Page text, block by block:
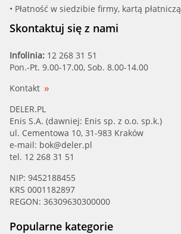
• Płatność w siedzibie firmy, kartą płatniczą
Skontaktuj się z nami
Infolinia: 12 268 31 51
Pon.-Pt. 9.00-17.00, Sob. 8.00-14.00
Kontakt
DELER.PL
Enis S.A. (dawniej: Enis sp. z o.o. sp.k.)
ul. Cementowa 10, 31-983 Kraków
e-mail: bok@deler.pl
tel. 12 268 31 51
NIP: 9452188455
KRS 0001182897
REGON: 36309630300000
Popularne kategorie